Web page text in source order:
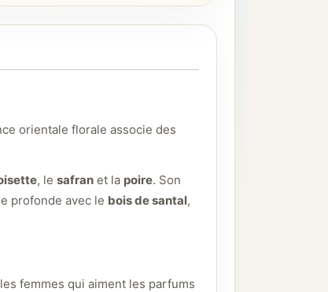
orientale florale associe des
, le safran et la poire. Son
profonde avec le bois de santal,
femmes qui aiment les parfums